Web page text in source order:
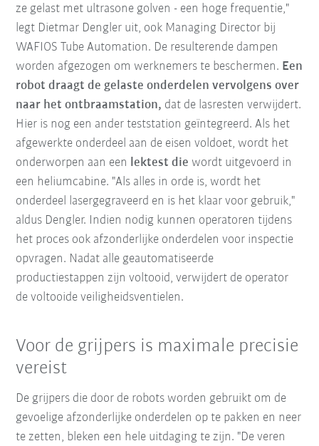
ze gelast met ultrasone golven - een hoge frequentie,"
legt Dietmar Dengler uit, ook Managing Director bij
WAFIOS Tube Automation. De resulterende dampen
worden afgezogen om werknemers te beschermen. Een
robot draagt de gelaste onderdelen vervolgens over
naar het ontbraamstation, dat de lasresten verwijdert.
Hier is nog een ander teststation geïntegreerd. Als het
afgewerkte onderdeel aan de eisen voldoet, wordt het
onderworpen aan een lektest die wordt uitgevoerd in
een heliumcabine. "Als alles in orde is, wordt het
onderdeel lasergegraveerd en is het klaar voor gebruik,"
aldus Dengler. Indien nodig kunnen operatoren tijdens
het proces ook afzonderlijke onderdelen voor inspectie
opvragen. Nadat alle geautomatiseerde
productiestappen zijn voltooid, verwijdert de operator
de voltooide veiligheidsventielen.
Voor de grijpers is maximale precisie
vereist
De grijpers die door de robots worden gebruikt om de
gevoelige afzonderlijke onderdelen op te pakken en neer
te zetten, bleken een hele uitdaging te zijn. "De veren